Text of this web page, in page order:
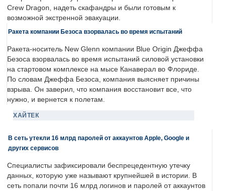
Crew Dragon, надеть скафандры и были готовым к
возможной экстренной эвакуации.
Ракета компании Безоса взорвалась во время испытаний
Ракета-носитель New Glenn компании Blue Origin Джеффа
Безоса взорвалась во время испытаний силовой установки
на стартовом комплексе на мысе Канаверал во Флориде.
По словам Джеффа Безоса, компания выясняет причины
взрыва. Он заверил, что компания восстановит все, что
нужно, и вернется к полетам.
ХАЙТЕК
В сеть утекли 16 млрд паролей от аккаунтов Apple, Google и
других сервисов
Специалисты зафиксировали беспрецедентную утечку
данных, которую уже называют крупнейшей в истории. В
сеть попали почти 16 млрд логинов и паролей от аккаунтов